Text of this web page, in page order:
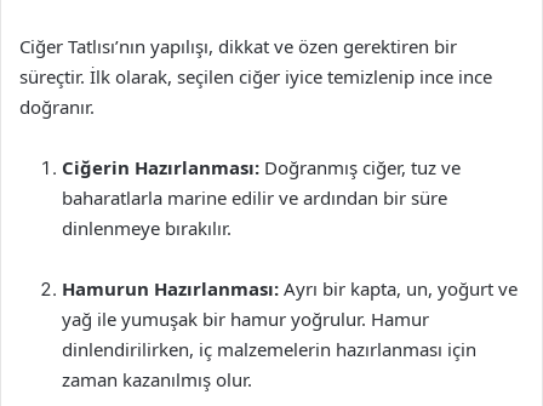
Ciğer Tatlısı’nın yapılışı, dikkat ve özen gerektiren bir
süreçtir. İlk olarak, seçilen ciğer iyice temizlenip ince ince
doğranır.
Ciğerin Hazırlanması: Doğranmış ciğer, tuz ve
baharatlarla marine edilir ve ardından bir süre
dinlenmeye bırakılır.
Hamurun Hazırlanması: Ayrı bir kapta, un, yoğurt ve
yağ ile yumuşak bir hamur yoğrulur. Hamur
dinlendirilirken, iç malzemelerin hazırlanması için
zaman kazanılmış olur.